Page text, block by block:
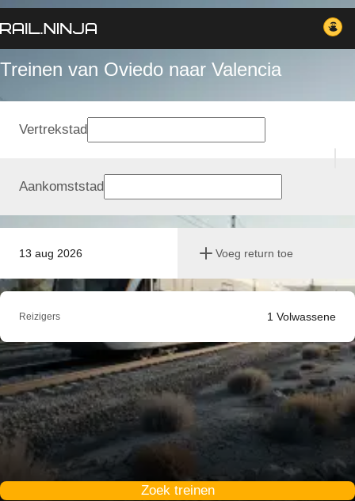
Treinen van Oviedo naar Valencia
13 aug 2026 Voeg return toe
Vertrekstad
Aankomststad
Reizigers 1 Volwassene
Zoek treinen